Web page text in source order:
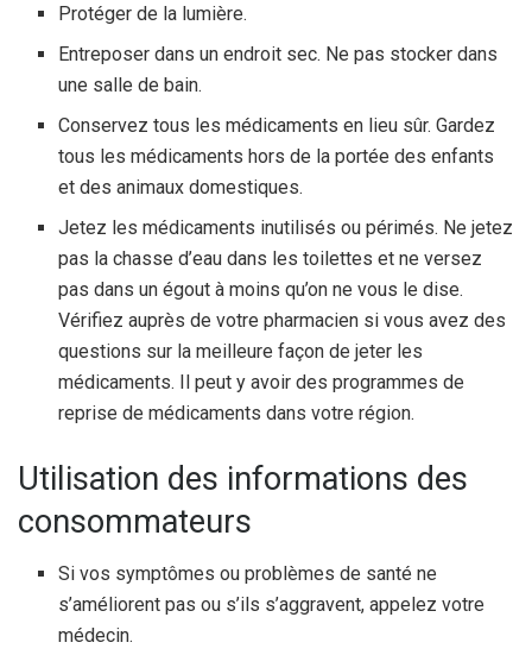
Protéger de la lumière.
Entreposer dans un endroit sec. Ne pas stocker dans
une salle de bain.
Conservez tous les médicaments en lieu sûr. Gardez
tous les médicaments hors de la portée des enfants
et des animaux domestiques.
Jetez les médicaments inutilisés ou périmés. Ne jetez
pas la chasse d’eau dans les toilettes et ne versez
pas dans un égout à moins qu’on ne vous le dise.
Vérifiez auprès de votre pharmacien si vous avez des
questions sur la meilleure façon de jeter les
médicaments. Il peut y avoir des programmes de
reprise de médicaments dans votre région.
Utilisation des informations des
consommateurs
Si vos symptômes ou problèmes de santé ne
s’améliorent pas ou s’ils s’aggravent, appelez votre
médecin.